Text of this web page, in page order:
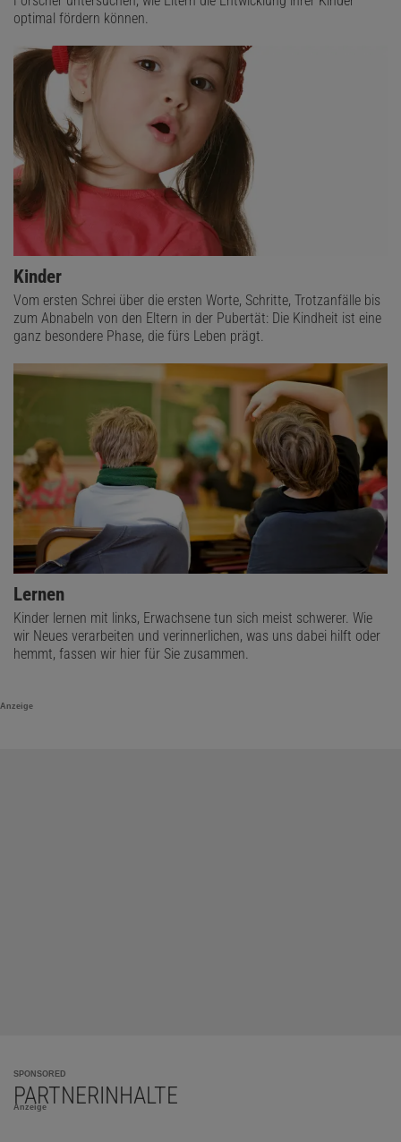
optimal fördern können.
Kinder
Vom ersten Schrei über die ersten Worte, Schritte, Trotzanfälle bis
zum Abnabeln von den Eltern in der Pubertät: Die Kindheit ist eine
ganz besondere Phase, die fürs Leben prägt.
Lernen
Kinder lernen mit links, Erwachsene tun sich meist schwerer. Wie
wir Neues verarbeiten und verinnerlichen, was uns dabei hilft oder
hemmt, fassen wir hier für Sie zusammen.
Anzeige
SPONSORED
PARTNERINHALTE
Anzeige